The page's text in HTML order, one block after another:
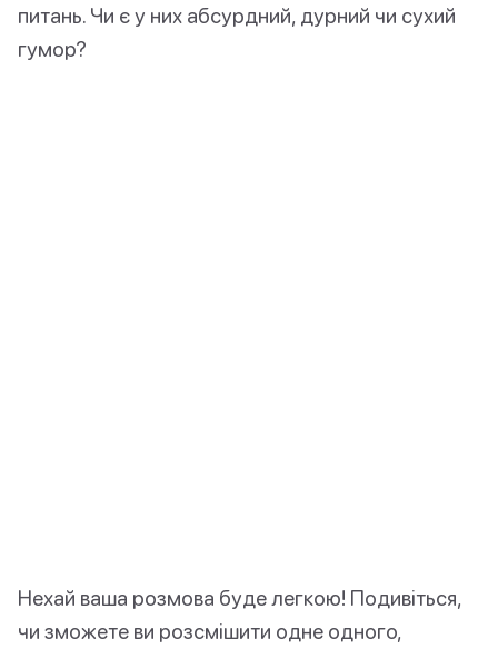
питань. Чи є у них абсурдний, дурний чи сухий
гумор?
Нехай ваша розмова буде легкою! Подивіться,
чи зможете ви розсмішити одне одного,